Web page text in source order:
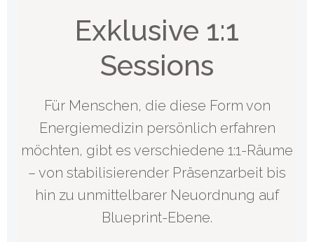
Exklusive 1:1
Sessions
Für Menschen, die diese Form von
Energiemedizin persönlich erfahren
möchten, gibt es verschiedene 1:1-Räume
– von stabilisierender Präsenzarbeit bis
hin zu unmittelbarer Neuordnung auf
Blueprint-Ebene.